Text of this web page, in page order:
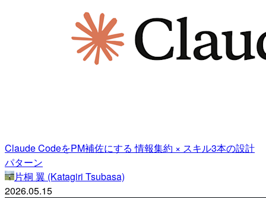
Claude CodeをPM補佐にする 情報集約 × スキル3本の設計
パターン
片桐 翼 (Katagiri Tsubasa)
2026.05.15